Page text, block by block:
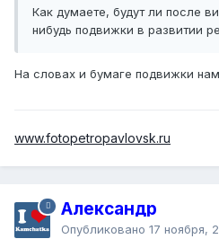
Как думаете, будут ли после
нибудь подвижки в развитии
На словах и бумаге подвижки
www.fotopetropavlovsk.ru
Александр
Опубликовано 17 ноября,